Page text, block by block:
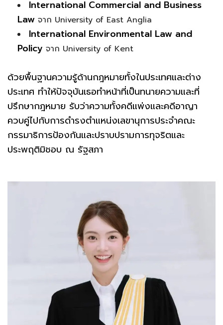
International Commercial and Business
Law จาก University of East Anglia
International Environmental Law and
Policy จาก University of Kent
ด้วยพื้นฐานความรู้ด้านกฎหมายทั้งในประเทศและต่าง
ประเทศ ทำให้ปัจจุบันเธอทำหน้าที่เป็นทนายความและที่
ปรึกษากฎหมาย รับว่าความทั้งคดีแพ่งและคดีอาญา
ควบคู่ไปกับการดำรงตำแหน่งเลขานุการประจำคณะ
กรรมาธิการป้องกันและปราบปรามการทุจริตและ
ประพฤติมิชอบ ณ รัฐสภา